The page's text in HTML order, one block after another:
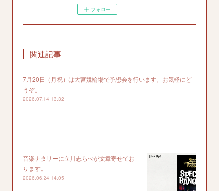
フォロー
関連記事
7月20日（月祝）は大宮競輪場で予想会を行います。お気軽にど
うぞ。
2026.07.14 13:32
音楽ナタリーに立川志らべが文章寄せてお
ります。
2026.06.24 14:05